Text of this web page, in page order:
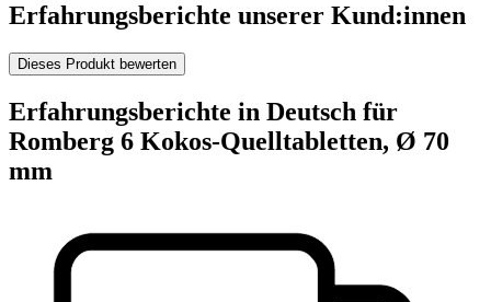
Erfahrungsberichte unserer Kund:innen
Dieses Produkt bewerten
Erfahrungsberichte in Deutsch für
Romberg 6 Kokos-Quelltabletten, Ø 70
mm